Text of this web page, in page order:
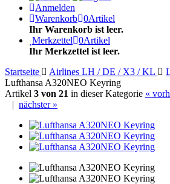
Anmelden
Warenkorb 0Artikel
Ihr Warenkorb ist leer.
Merkzettel
0Artikel
Ihr Merkzettel ist leer.
Startseite
Airlines LH / DE / X3 / KL
Lufthansa A320NEO Keyring
Artikel 3 von 21 in dieser Kategorie «
| nächster »